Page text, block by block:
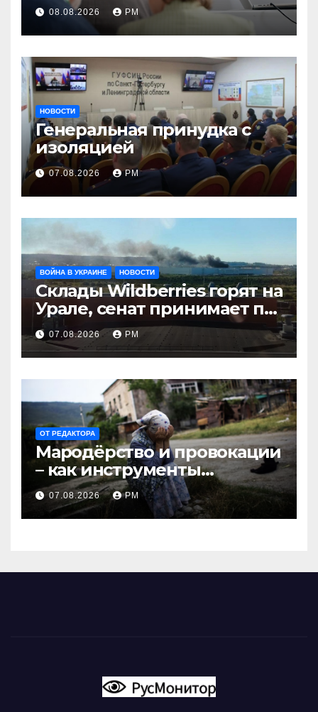
08.08.2026 РМ
НОВОСТИ
Генеральная принудка с
изоляцией
07.08.2026 РМ
ВОЙНА В УКРАИНЕ НОВОСТИ
Склады Wildberries горят на
Урале, сенат принимает по
Грэму закон
07.08.2026 РМ
ОТ РЕДАКТОРА
Мародёрство и провокации
– как инструменты
современной политики
России
07.08.2026 РМ